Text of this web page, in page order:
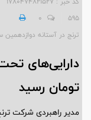
595
0
ترنج در آستانه دوازدهمین
تومان رسید
مدیر راهبردی شرکت